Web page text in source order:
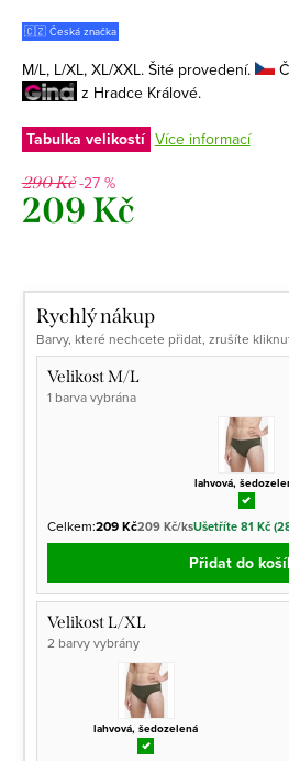
🇨🇿 Česká značka
M/L, L/XL, XL/XXL. Šité provedení.
z Hradce Králové.
Tabulka velikostí Více informací
290 Kč-27 %
209 Kč
Rychlý nákup
Barvy, které nechcete přidat, zrušíte
Velikost M/L
1 barva vybrána
lahvová,
Celkem:209 Kč209 Kč/ksUšetříte 81 Kč
Přidat do
Velikost L/XL
2 barvy vybrány
lahvová, šedozelená